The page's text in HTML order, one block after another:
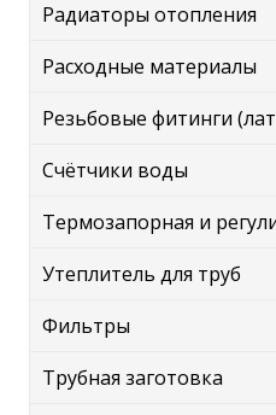
Радиаторы отопления
Расходные материалы
Резьбовые фитинги
Счётчики воды
Термозапорная и
Утеплитель для труб
Фильтры
Трубная заготовка